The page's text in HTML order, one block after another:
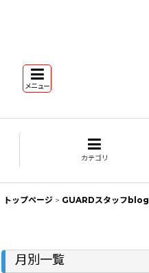
メニュー
カテゴリ
トップページ > GUARDスタッフblog
月別一覧